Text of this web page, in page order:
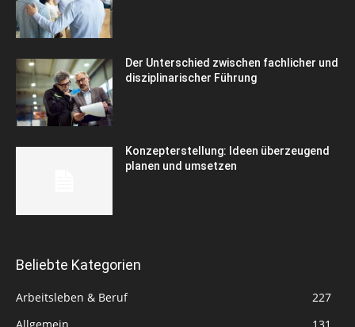
Der Unterschied zwischen fachlicher und
disziplinarischer Führung
Konzepterstellung: Ideen überzeugend
planen und umsetzen
Beliebte Kategorien
Arbeitsleben & Beruf
227